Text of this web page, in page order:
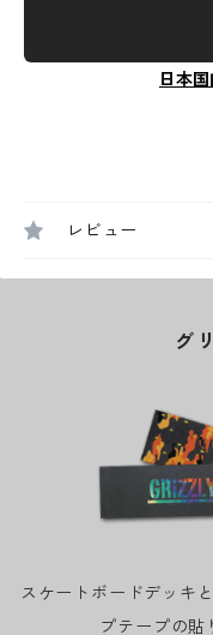
日本
レビュー
グ
スケートボードデッキ
プテープの貼